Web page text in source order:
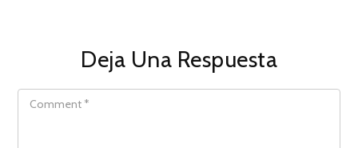
Deja Una Respuesta
COMMENT